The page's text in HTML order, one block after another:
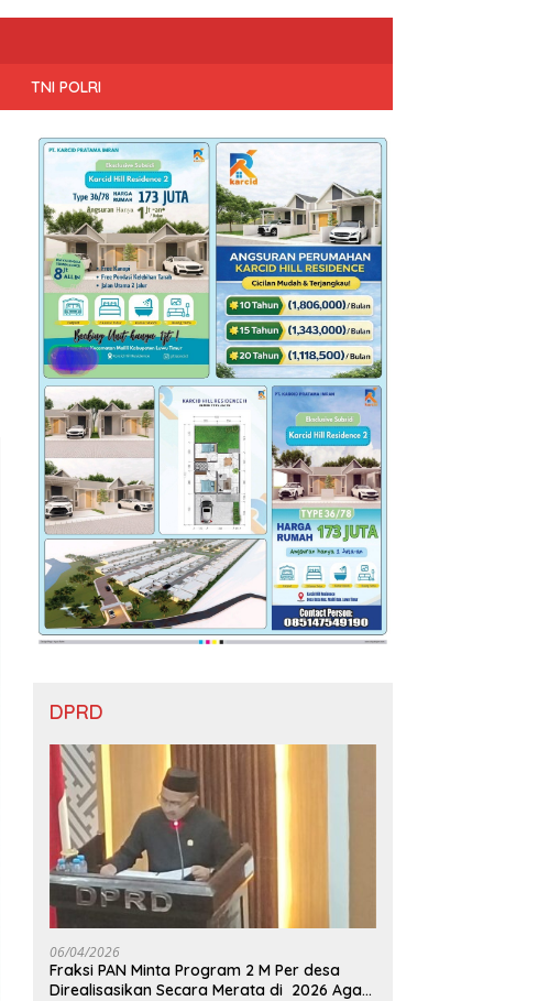
TNI POLRI
DPRD
06/04/2026
Fraksi PAN Minta Program 2 M Per desa
Direalisasikan Secara Merata di 2026 Agar